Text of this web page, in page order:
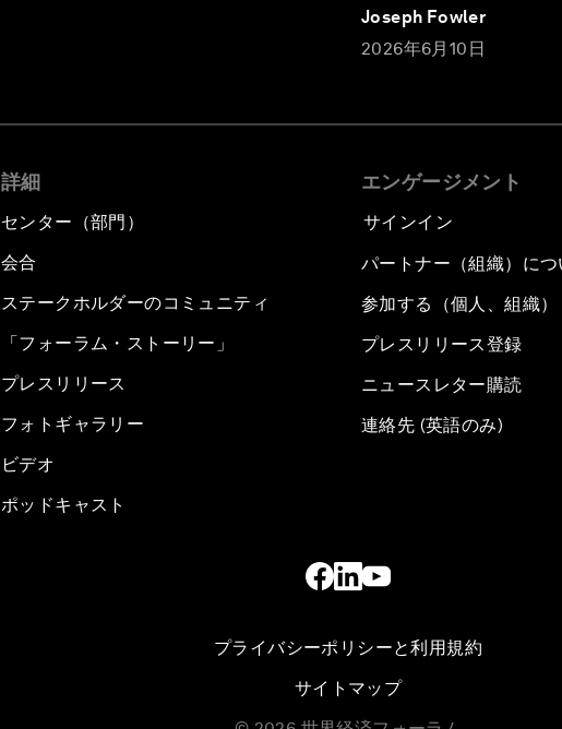
Joseph Fowler
2026年6月10日
詳細
センター（部門）
会合
ステークホルダーのコミュニティ
「フォーラム・ストーリー」
プレスリリース
フォトギャラリー
ビデオ
ポッドキャスト
エンゲージメント
サインイン
パートナー（組織）につ
参加する（個人、組織）
プレスリリース登録
ニュースレター購読
連絡先 (英語のみ)
プライバシーポリシーと利用規約
サイトマップ